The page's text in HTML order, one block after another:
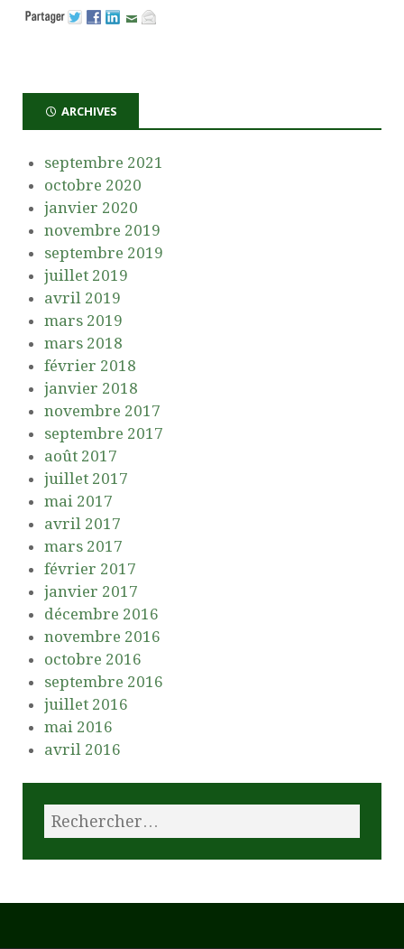
ARCHIVES
septembre 2021
octobre 2020
janvier 2020
novembre 2019
septembre 2019
juillet 2019
avril 2019
mars 2019
mars 2018
février 2018
janvier 2018
novembre 2017
septembre 2017
août 2017
juillet 2017
mai 2017
avril 2017
mars 2017
février 2017
janvier 2017
décembre 2016
novembre 2016
octobre 2016
septembre 2016
juillet 2016
mai 2016
avril 2016